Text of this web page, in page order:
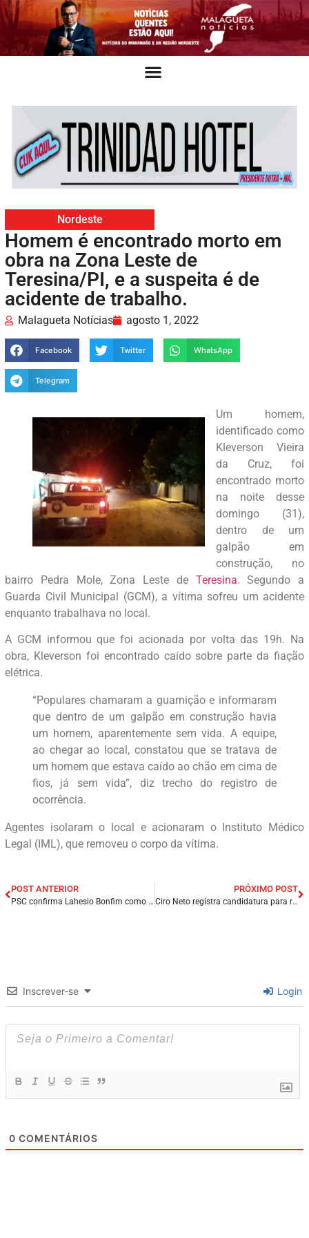
Nordeste
Homem é encontrado morto em
obra na Zona Leste de
Teresina/PI, e a suspeita é de
acidente de trabalho.
Malagueta Notícias agosto 1, 2022
Facebook Twitter WhatsApp
Telegram
Um homem,
identificado como
Kleverson Vieira
da Cruz, foi
encontrado morto
na noite desse
domingo (31),
dentro de um
galpão em
construção, no
bairro Pedra Mole, Zona Leste de Teresina. Segundo a
Guarda Civil Municipal (GCM), a vítima sofreu um acidente
enquanto trabalhava no local.
A GCM informou que foi acionada por volta das 19h. Na
obra, Kleverson foi encontrado caído sobre parte da fiação
elétrica.
“Populares chamaram a guarnição e informaram
que dentro de um galpão em construção havia
um homem, aparentemente sem vida. A equipe,
ao chegar ao local, constatou que se tratava de
um homem que estava caído ao chão em cima de
fios, já sem vida”, diz trecho do registro de
ocorrência.
Agentes isolaram o local e acionaram o Instituto Médico
Legal (IML), que removeu o corpo da vítima.
POST ANTERIOR
PSC confirma Lahesio Bonfim como candidato ao governo do estado do Maranhão.
PRÓXIMO POST
Ciro Neto registra candidatura para reeleição de deputado estadual.
Inscrever-se Login
0 COMENTÁRIOS